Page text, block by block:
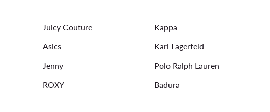
DC Schuhe Herren
Juicy Couture
Kappa
Asics
Karl Lagerfeld
Jenny
Polo Ralph Lauren
ROXY
Badura